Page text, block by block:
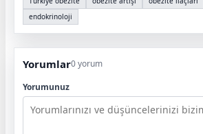
endokrinoloji
Yorumlar0 yorum
Yorumunuz